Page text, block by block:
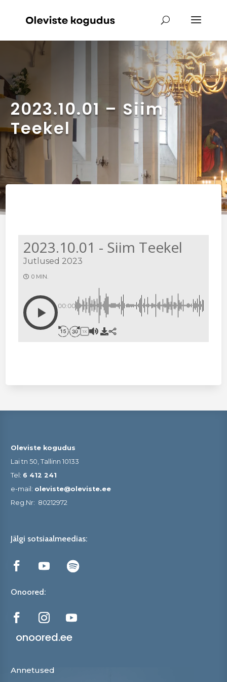
2023.10.01 – Siim
Teekel
2023.10.01 - Siim Teekel
Jutlused 2023
0 MIN.
00:00
1X
Oleviste kogudus
Lai tn 50, Tallinn 10133
Tel: 6 412 241
e-mail: oleviste@oleviste.ee
Reg.Nr: 80212972
Jälgi sotsiaalmeedias:
Onoored:
onoored.ee
Annetused